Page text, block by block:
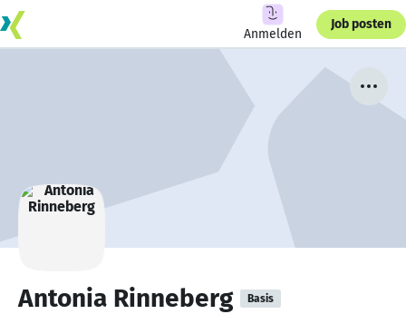
Anmelden
Job posten
Antonia Rinneberg Basis